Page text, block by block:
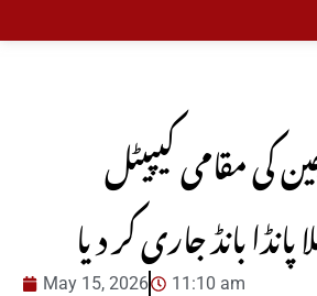
کی مقامی کیپیٹل
بانڈ جاری کر دیا
May 15, 2026 11:10 am